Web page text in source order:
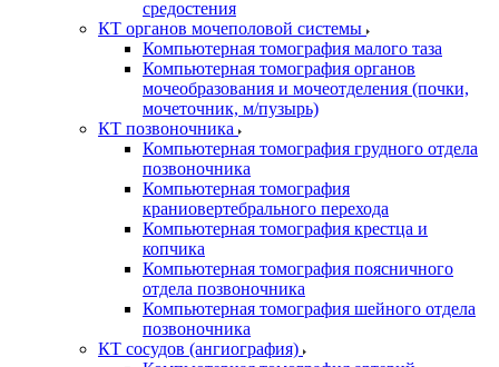
средостения
КТ органов мочеполовой системы
Компьютерная томография малого таза
Компьютерная томография органов
мочеобразования и мочеотделения (почки,
мочеточник, м/пузырь)
КТ позвоночника
Компьютерная томография грудного отдела
позвоночника
Компьютерная томография
краниовертебрального перехода
Компьютерная томография крестца и
копчика
Компьютерная томография поясничного
отдела позвоночника
Компьютерная томография шейного отдела
позвоночника
КТ сосудов (ангиография)